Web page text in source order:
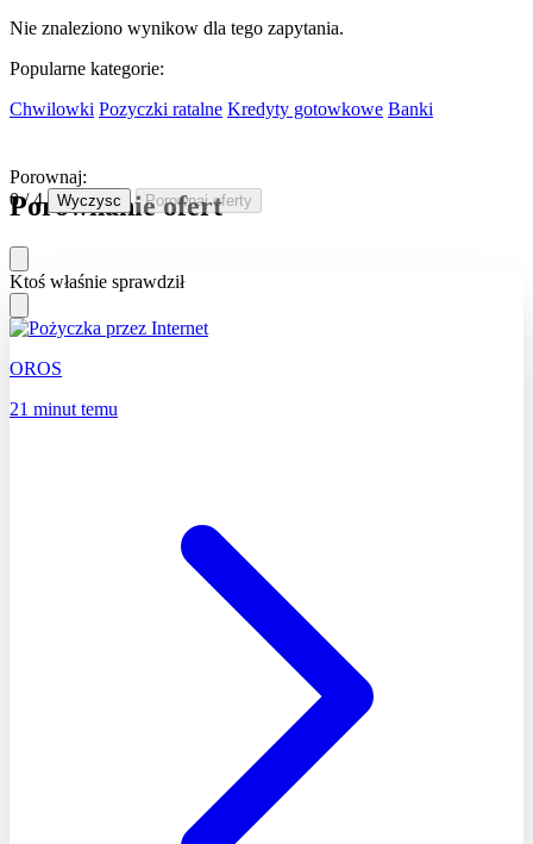
Nie znaleziono wynikow dla tego zapytania.
Popularne kategorie:
Chwilowki Pozyczki ratalne Kredyty gotowkowe Banki
Porownaj:
0 / 4
Wyczysc Porownaj oferty
Porownanie ofert
Ktoś właśnie sprawdził
OROS
21 minut temu